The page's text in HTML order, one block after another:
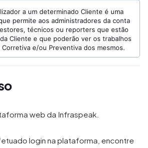
a um determinado Cliente é uma
permite aos administradores da conta
técnicos ou reporters que estão
Cliente e que poderão ver os trabalhos
e/ou Preventiva dos mesmos.
web da Infraspeak.
login na plataforma, encontre